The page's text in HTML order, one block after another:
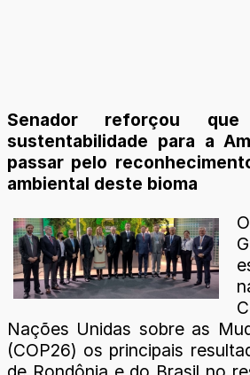
Senador reforçou
sustentabilidade para a
passar pelo
ambiental deste bioma
Nações Unidas sobre as
(COP26) os principais